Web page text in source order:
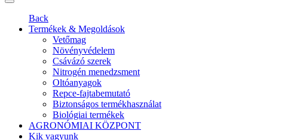
Back
Termékek & Megoldások
Vetőmag
Növényvédelem
Csávázó szerek
Nitrogén menedzsment
Oltóanyagok
Repce-fajtabemutató
Biztonságos termékhasználat
Biológiai termékek
AGRONÓMIAI KÖZPONT
Kik vagyunk